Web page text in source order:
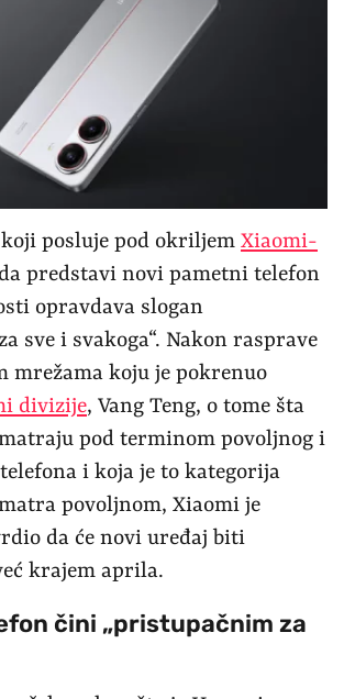
posluje pod okriljem Xiaomi-
predstavi novi pametni telefon
opravdava slogan
sve i svakoga“. Nakon rasprave
mrežama koju je pokrenuo
divizije, Vang Teng, o tome šta
pod terminom povoljnog i
i koja je to kategorija
povoljnom, Xiaomi je
da će novi uređaj biti
krajem aprila.
čini „pristupačnim za